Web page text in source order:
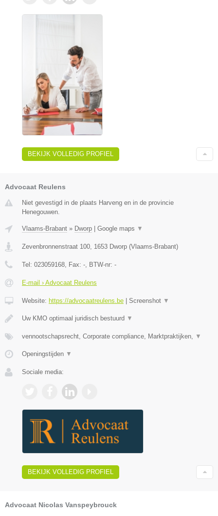
BEKIJK VOLLEDIG PROFIEL
Advocaat Reulens
Niet gevestigd in de plaats Harveng en in de provincie
Henegouwen.
Vlaams-Brabant » Dworp Google maps ▼
Zevenbronnenstraat 100 1653 Dworp (Vlaams-Brabant)
Tel: 023059168 , Fax: - , BTW-nr: -
E-mail › Advocaat Reulens
Website: https://advocaatreulens.be Screenshot ▼
Uw KMO optimaal juridisch bestuurd ▼
vennootschapsrecht, Corporate compliance, Marktpraktijken, ▼
Openingstijden ▼
Sociale media:
BEKIJK VOLLEDIG PROFIEL
Advocaat Nicolas Vanspeybrouck